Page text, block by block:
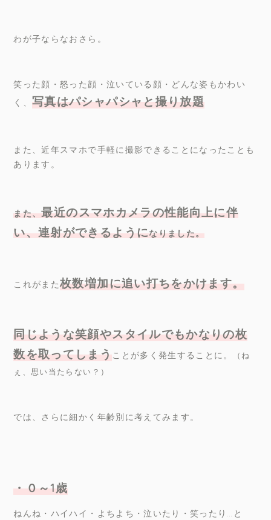
わが子ならなおさら。
笑った顔・怒った顔・泣いている顔・どんな姿もかわい
く、写真はパシャパシャと撮り放題
また、近年スマホで手軽に撮影できることになったことも
あります。
また、最近のスマホカメラの性能向上に伴
い、連射ができるようになりました。
これがまた枚数増加に追い打ちをかけます。
同じような笑顔やスタイルでもかなりの枚
数を取ってしまう ことが多く発生することに。
（ね
ぇ、思い当たらない？）
では、さらに細かく年齢別に考えてみます。
・０～1歳
ねんね・ハイハイ・よちよち・泣いたり・笑ったり…と